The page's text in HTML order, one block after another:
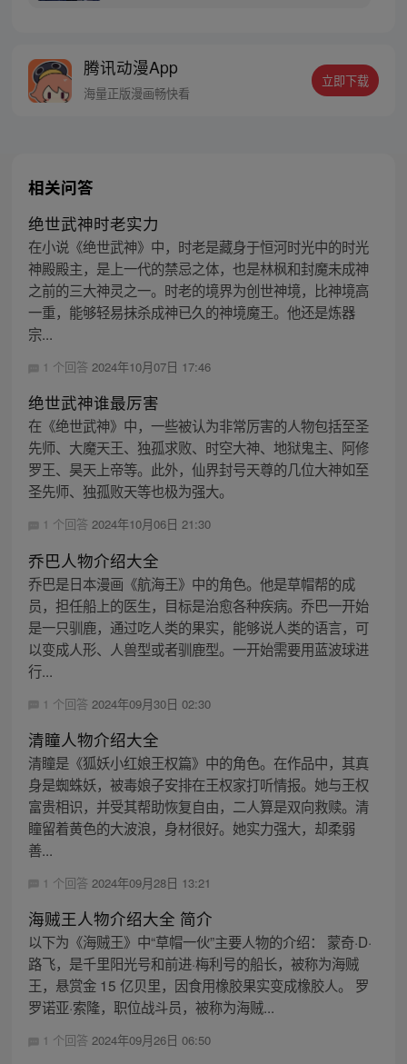
者卖报小郎君同名小说 QQ群号：
799493374
腾讯动漫App
海量正版漫画畅快看
立即下载
相关问答
绝世武神时老实力
在小说《绝世武神》中，时老是藏身于恒河时光中的时光
神殿殿主，是上一代的禁忌之体，也是林枫和封魔未成神
之前的三大神灵之一。时老的境界为创世神境，比神境高
一重，能够轻易抹杀成神已久的神境魔王。他还是炼器
宗...
1 个回答 2024年10月07日 17:46
绝世武神谁最厉害
在《绝世武神》中，一些被认为非常厉害的人物包括至圣
先师、大魔天王、独孤求败、时空大神、地狱鬼主、阿修
罗王、昊天上帝等。此外，仙界封号天尊的几位大神如至
圣先师、独孤败天等也极为强大。
1 个回答 2024年10月06日 21:30
乔巴人物介绍大全
乔巴是日本漫画《航海王》中的角色。他是草帽帮的成
员，担任船上的医生，目标是治愈各种疾病。乔巴一开始
是一只驯鹿，通过吃人类的果实，能够说人类的语言，可
以变成人形、人兽型或者驯鹿型。一开始需要用蓝波球进
行...
1 个回答 2024年09月30日 02:30
清瞳人物介绍大全
清瞳是《狐妖小红娘王权篇》中的角色。在作品中，其真
身是蜘蛛妖，被毒娘子安排在王权家打听情报。她与王权
富贵相识，并受其帮助恢复自由，二人算是双向救赎。清
瞳留着黄色的大波浪，身材很好。她实力强大，却柔弱
善...
1 个回答 2024年09月28日 13:21
海贼王人物介绍大全 简介
以下为《海贼王》中“草帽一伙”主要人物的介绍： 蒙奇·D·
路飞，是千里阳光号和前进·梅利号的船长，被称为海贼
王，悬赏金 15 亿贝里，因食用橡胶果实变成橡胶人。 罗
罗诺亚·索隆，职位战斗员，被称为海贼...
1 个回答 2024年09月26日 06:50